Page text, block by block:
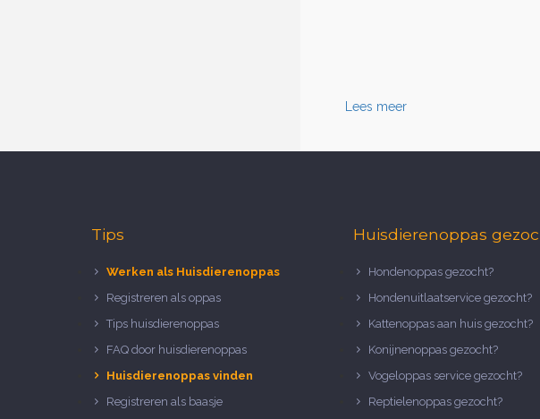
Lees meer
Tips
Werken als Huisdierenoppas
Registreren als oppas
Tips huisdierenoppas
FAQ door huisdierenoppas
Huisdierenoppas vinden
Registreren als baasje
Huisdierenoppas
Hondenoppas gezocht?
Hondenuitlaatservice gezocht?
Kattenoppas aan huis gezocht?
Konijnenoppas gezocht?
Vogeloppas service gezocht?
Reptielenoppas gezocht?